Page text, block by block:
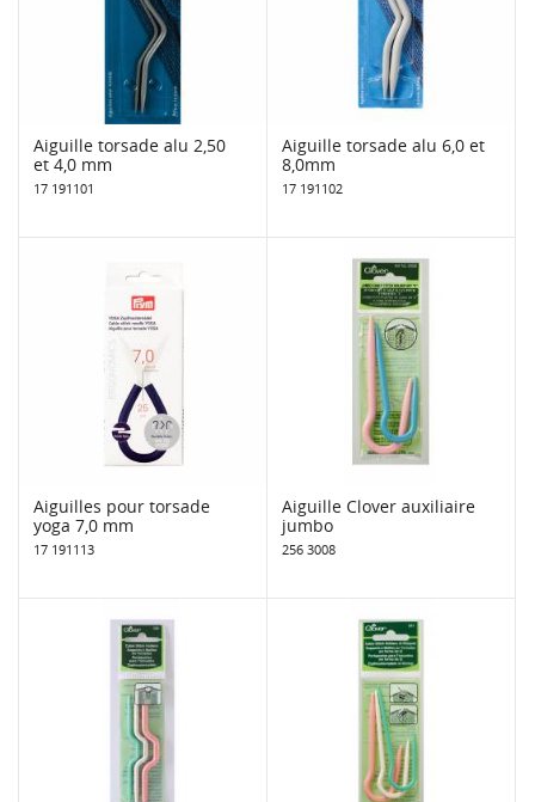
Aiguille torsade alu 2,50
et 4,0 mm
17 191101
Aiguille torsade alu 6,0 et
8,0mm
17 191102
Aiguilles pour torsade
yoga 7,0 mm
17 191113
Aiguille Clover auxiliaire
jumbo
256 3008